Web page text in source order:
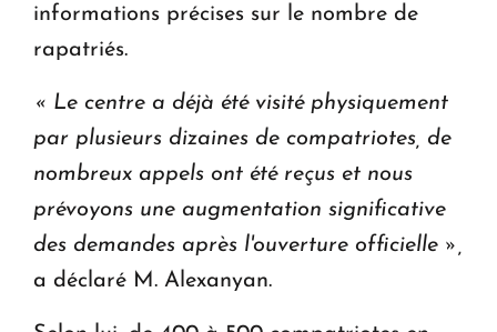
informations précises sur le nombre de
rapatriés.
« Le centre a déjà été visité physiquement
par plusieurs dizaines de compatriotes, de
nombreux appels ont été reçus et nous
prévoyons une augmentation significative
des demandes après l'ouverture officielle »,
a déclaré M. Alexanyan.